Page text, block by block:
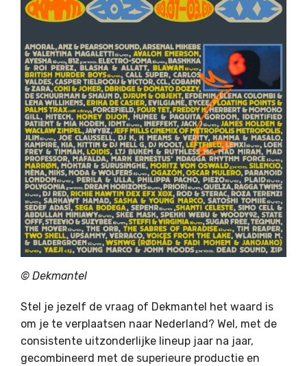
© Dekmantel
Stel je jezelf de vraag of Dekmantel het waard is
om je te verplaatsen naar Nederland? Wel, met de
consistente uitzonderlijke lineup jaar na jaar,
gecombineerd met de superieure productie en